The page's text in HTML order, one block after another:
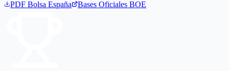
PDF Bolsa España Bases Oficiales BOE